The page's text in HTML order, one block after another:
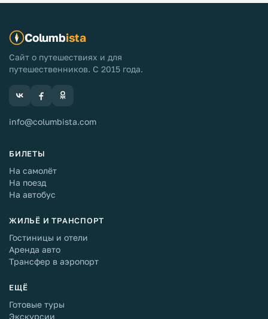
Columbista
Сайт о путешествиях и для
путешественников. С 2015 года.
info@columbista.com
БИЛЕТЫ
На самолёт
На поезд
На автобус
ЖИЛЬЁ И ТРАНСПОРТ
Гостиницы и отели
Аренда авто
Трансфер в аэропорт
ЕЩЁ
Готовые туры
Экскурсии